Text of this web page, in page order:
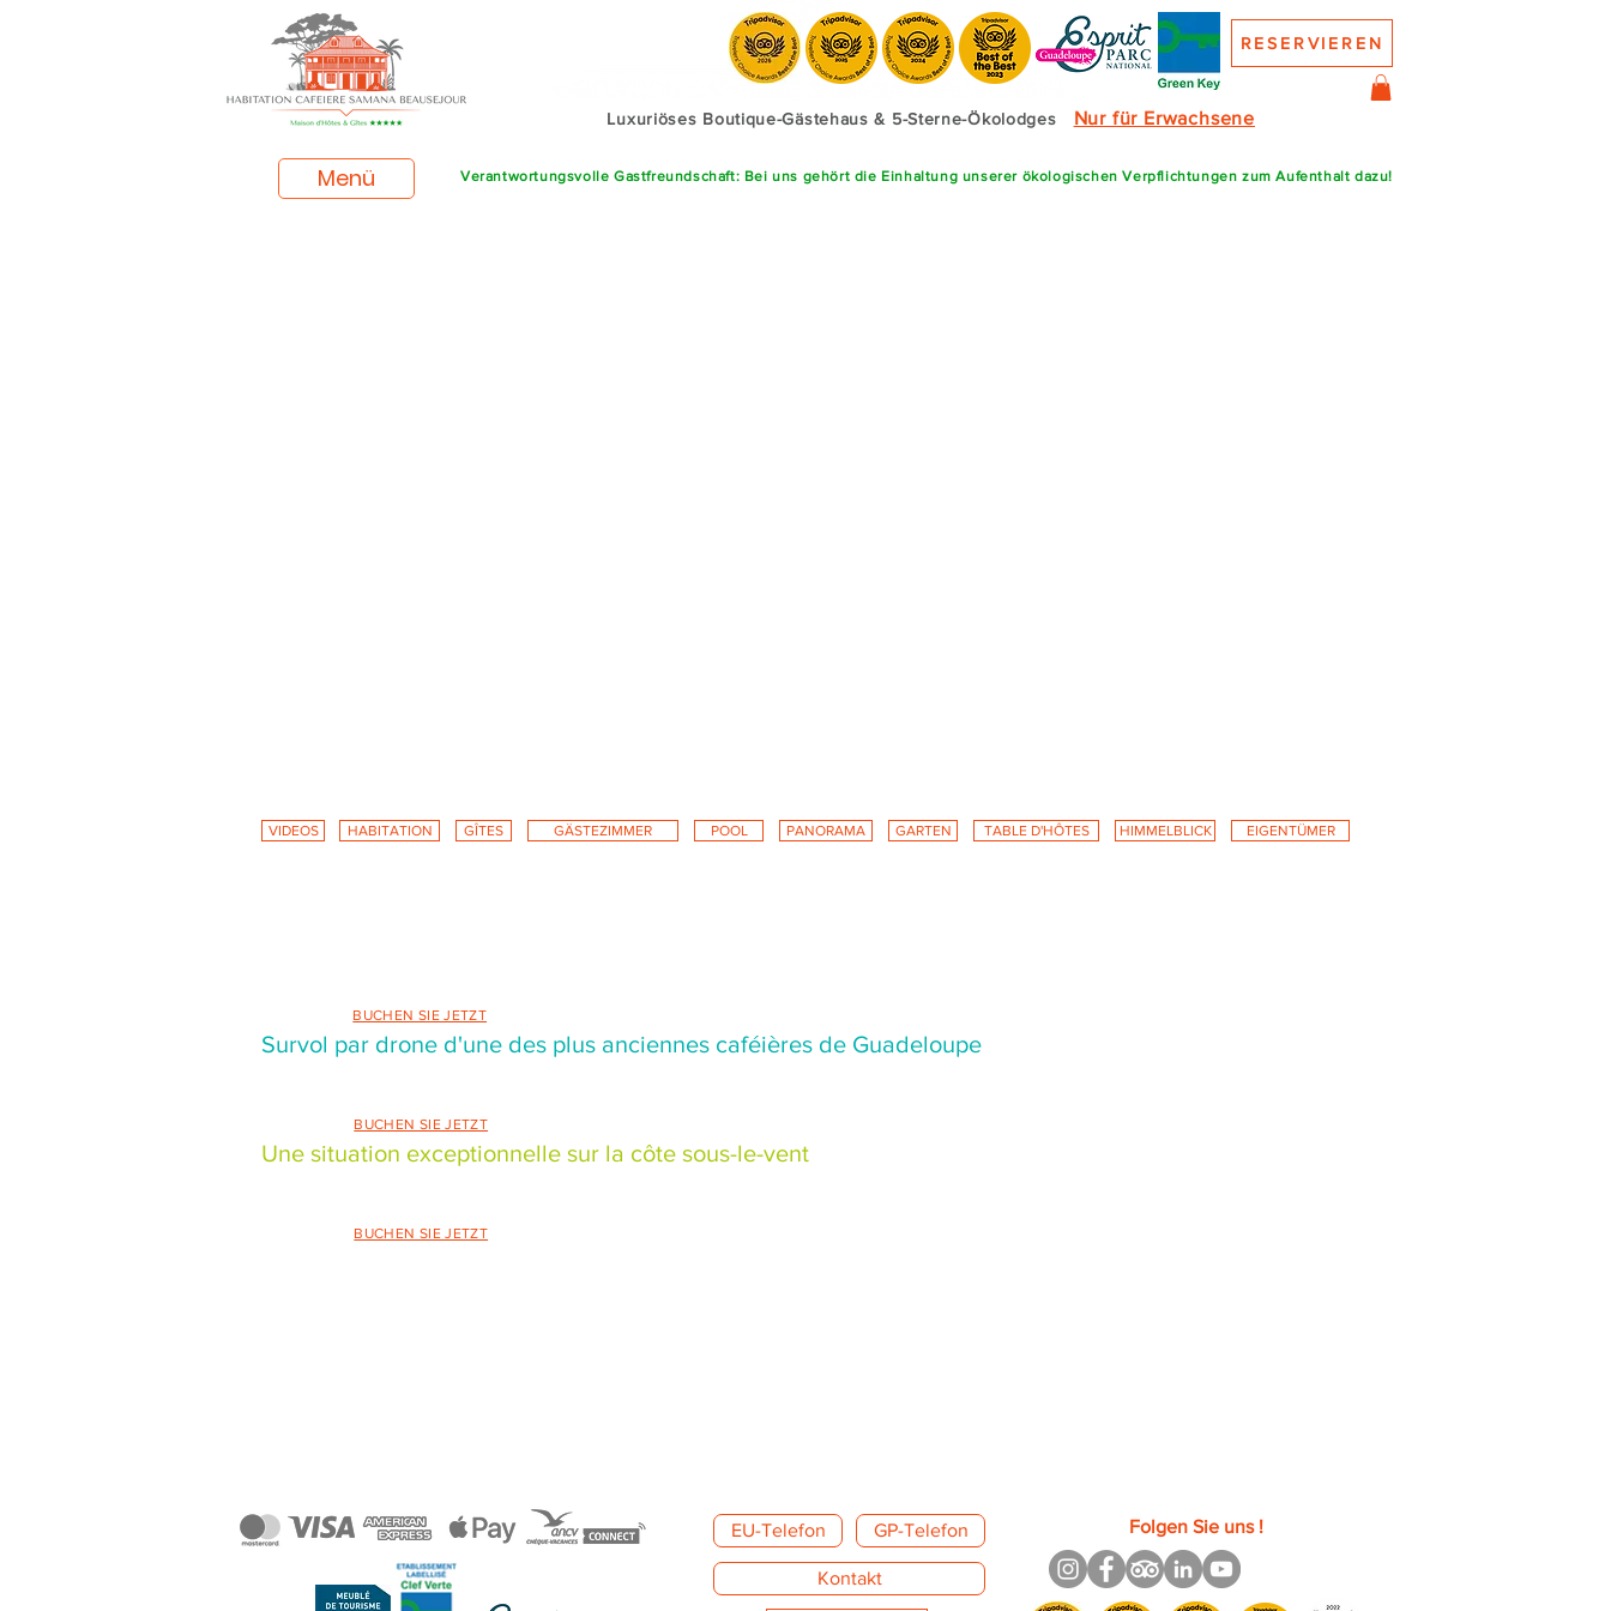
RESERVIEREN
Luxuriöses Boutique-Gästehaus & 5-Sterne-Ökolodges Nur für Erwachsene
Menü Verantwortungsvolle Gastfreundschaft: Bei uns gehört die Einhaltung unserer ökologischen Verpflichtungen zum Aufenthalt dazu!
VIDEOS HABITATION GÎTES GÄSTEZIMMER POOL PANORAMA GARTEN TABLE D'HÔTES HIMMELBLICK EIGENTÜMER
BUCHEN SIE JETZT
Survol par drone d'une des plus anciennes caféières de Guadeloupe
BUCHEN SIE JETZT
Une situation exceptionnelle sur la côte sous-le-vent
BUCHEN SIE JETZT
EU-Telefon GP-Telefon
Kontakt
Folgen Sie uns !